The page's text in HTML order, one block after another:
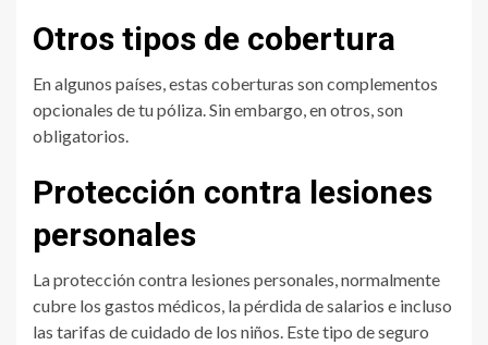
Otros tipos de cobertura
En algunos países, estas coberturas son complementos
opcionales de tu póliza. Sin embargo, en otros, son
obligatorios.
Protección contra lesiones
personales
La protección contra lesiones personales, normalmente
cubre los gastos médicos, la pérdida de salarios e incluso
las tarifas de cuidado de los niños. Este tipo de seguro